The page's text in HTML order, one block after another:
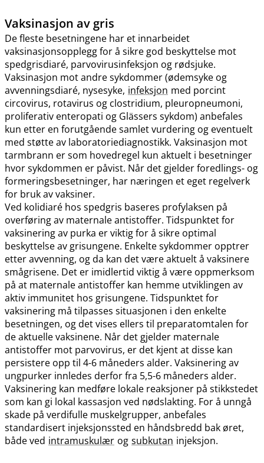
Vaksinasjon av gris
De fleste besetningene har et innarbeidet
vaksinasjonsopplegg for å sikre god beskyttelse mot
spedgrisdiaré, parvovirusinfeksjon og rødsjuke.
Vaksinasjon mot andre sykdommer (ødemsyke og
avvenningsdiaré, nysesyke, infeksjon med porcint
circovirus, rotavirus og clostridium, pleuropneumoni,
proliferativ enteropati og Glässers sykdom) anbefales
kun etter en forutgående samlet vurdering og eventuelt
med støtte av laboratoriediagnostikk. Vaksinasjon mot
tarmbrann er som hovedregel kun aktuelt i besetninger
hvor sykdommen er påvist. Når det gjelder foredlings- og
formeringsbesetninger, har næringen et eget regelverk
for bruk av vaksiner.
Ved kolidiaré hos spedgris baseres profylaksen på
overføring av maternale antistoffer. Tidspunktet for
vaksinering av purka er viktig for å sikre optimal
beskyttelse av grisungene. Enkelte sykdommer opptrer
etter avvenning, og da kan det være aktuelt å vaksinere
smågrisene. Det er imidlertid viktig å være oppmerksom
på at maternale antistoffer kan hemme utviklingen av
aktiv immunitet hos grisungene. Tidspunktet for
vaksinering må tilpasses situasjonen i den enkelte
besetningen, og det vises ellers til preparatomtalen for
de aktuelle vaksinene. Når det gjelder maternale
antistoffer mot parvovirus, er det kjent at disse kan
persistere opp til 4-6 måneders alder. Vaksinering av
ungpurker innledes derfor fra 5,5-6 måneders alder.
Vaksinering kan medføre lokale reaksjoner på stikkstedet
som kan gi lokal kassasjon ved nødslakting. For å unngå
skade på verdifulle muskelgrupper, anbefales
standardisert injeksjonssted en håndsbredd bak øret,
både ved intramuskulær og subkutan injeksjon.